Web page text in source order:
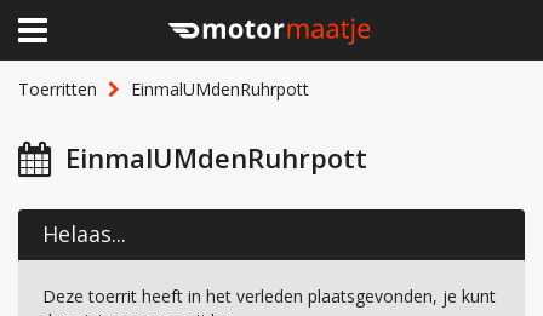
Toerritten EinmalUMdenRuhrpott
EinmalUMdenRuhrpott
Helaas...
Deze toerrit heeft in het verleden plaatsgevonden, je kunt
×
Home
Clubhuis
Lid worden